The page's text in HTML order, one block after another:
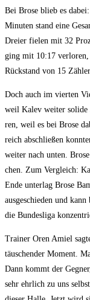
Bei Bro­se blieb es
Minu­ten stand eine
Drei­er fie­len mit 32
ging mit 10:17 ver­lo­ren,
Rück­stand von 15
Doch auch im vier­ten
weil Kalev wei­ter
ren, weil es bei Bro­se
reich abschlie­ßen
wei­ter nach unten.
chen. Zum Ver­gleich:
Ende unter­lag Bro­se
aus­ge­schie­den und
die Bun­des­li­ga
Trai­ner Oren Amiel
täu­schen­der Moment.
Dann kommt der
sehr ehr­lich zu uns